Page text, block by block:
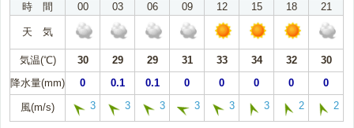
時 間
00 03 06 09 12 15 18 21
天 気
気温(℃) 30 29 29 31 33 34 32
30
降水量(mm)
0 0.1 0.1 0 0 0 0 0
風(m/s) 3 3 3 3 3 3 2 2